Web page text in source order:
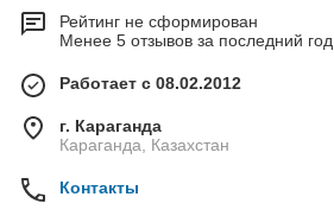
Рейтинг не сформирован
Менее 5 отзывов за последний год
Работает с 08.02.2012
г. Караганда
Караганда, Казахстан
Контакты